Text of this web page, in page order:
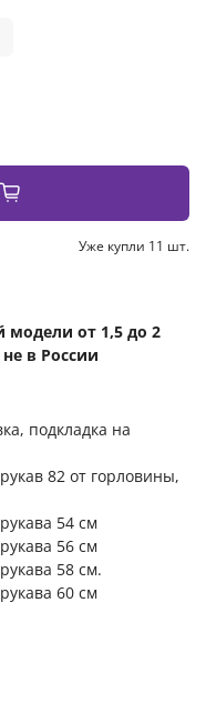
Уже купли 11 шт.
модели от 1,5 до 2
в России
подкладка на
82 от горловины,
54 см
56 см
58 см.
60 см